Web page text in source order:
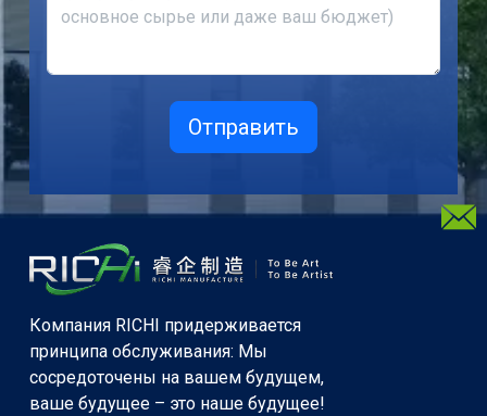
Компания RICHI придерживается
принципа обслуживания: Мы
сосредоточены на вашем будущем,
ваше будущее – это наше будущее!